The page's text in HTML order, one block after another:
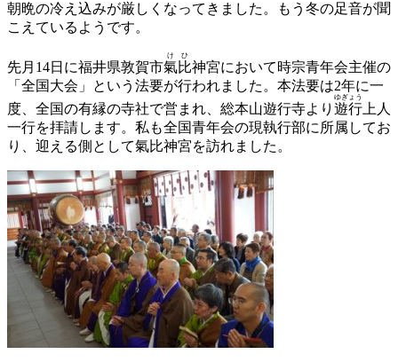
朝晩の冷え込みが厳しくなってきました。もう冬の足音が聞
こえているようです。
先月14日に福井県敦賀市氣比
けひ
神宮において時宗青年会主催の
「全国大会」という法要が行われました。本法要は2年に一
度、全国の有縁の寺社で営まれ、総本山遊行寺より 遊行
ゆぎょう
上人
一行を拝請します。私も全国青年会の現執行部に所属してお
り、迎える側として氣比神宮を訪れました。